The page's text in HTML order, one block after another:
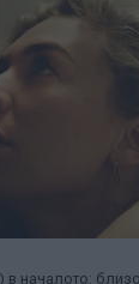
началото: